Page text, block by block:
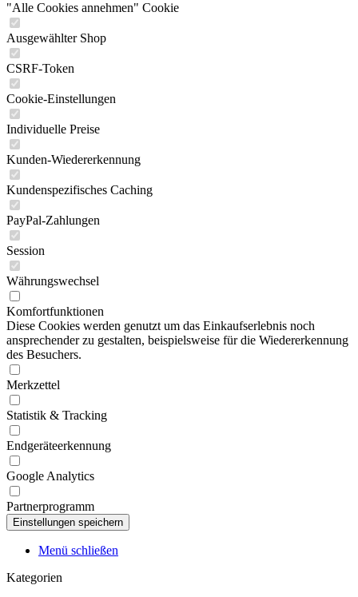
"Alle Cookies annehmen" Cookie
Ausgewählter Shop
CSRF-Token
Cookie-Einstellungen
Individuelle Preise
Kunden-Wiedererkennung
Kundenspezifisches Caching
PayPal-Zahlungen
Session
Währungswechsel
Komfortfunktionen
Diese Cookies werden genutzt um das Einkaufserlebnis noch
ansprechender zu gestalten, beispielsweise für die Wiedererkennung
des Besuchers.
Merkzettel
Statistik & Tracking
Endgeräteerkennung
Google Analytics
Partnerprogramm
Menü schließen
Kategorien